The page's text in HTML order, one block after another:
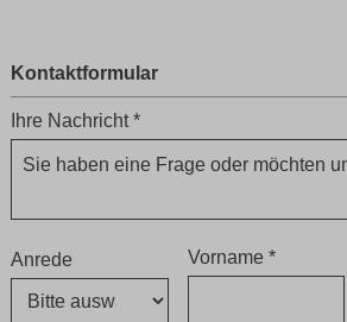
Kontaktformular
Ihre Nachricht *
Anrede Vorname *